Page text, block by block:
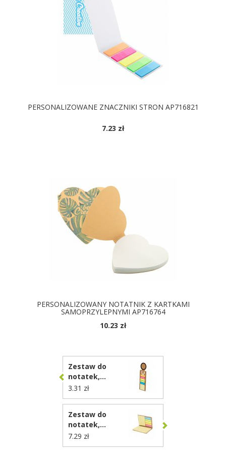
PERSONALIZOWANE ZNACZNIKI STRON AP716821
7.23 zł
PERSONALIZOWANY NOTATNIK Z KARTKAMI
SAMOPRZYLEPNYMI AP716764
10.23 zł
Zestaw do
notatek,
karteczki
samoprzylepne,
linijka VA773
3.31 zł
Zestaw do
notatek,
karteczki
samoprzylepne
7.29 zł